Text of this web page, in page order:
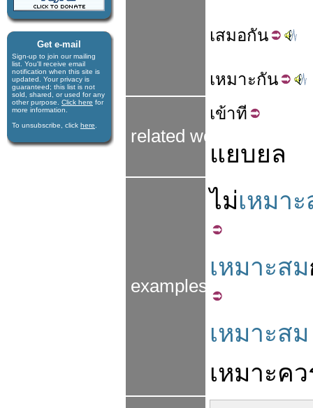
Get e-mail
Sign-up to join our mail­ing
list. You'll receive e­mail
notification when this site is
updated. Your privacy is
guaran­teed; this list is not
sold, shared, or used for any
other purpose. Click here for
more infor­mation.
To unsubscribe, click here
เสมอกัน
เหมาะกัน
related words
เข้าที
แยบยล
examples
ไม่เหมา
เหมาะสม
เหมาะสม
เหมาะคว